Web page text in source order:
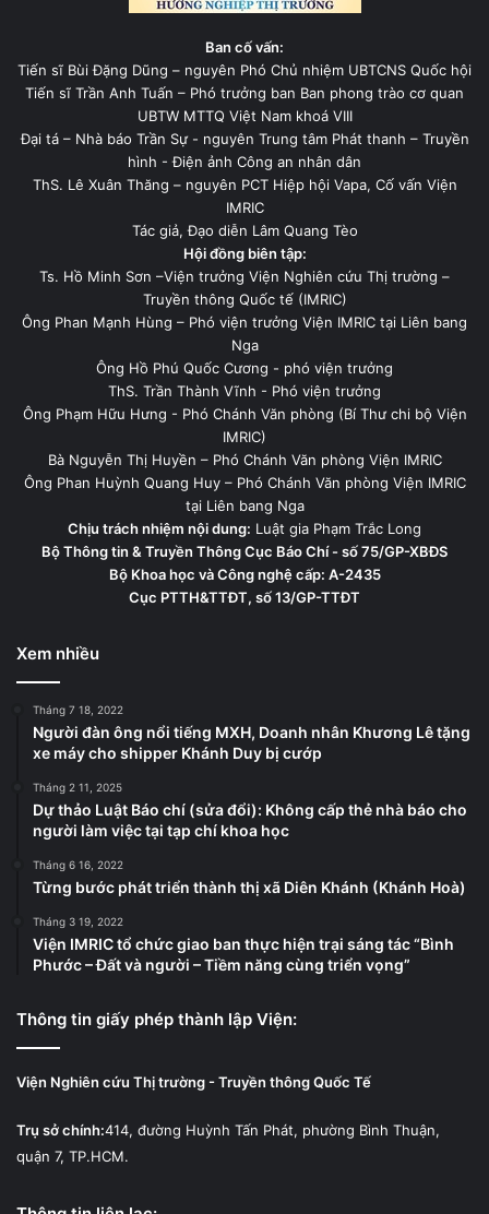
Ban cố vấn:
Tiến sĩ Bùi Đặng Dũng – nguyên Phó Chủ nhiệm UBTCNS Quốc hội
Tiến sĩ Trần Anh Tuấn – Phó trưởng ban Ban phong trào cơ quan
UBTW MTTQ Việt Nam khoá VIII
Đại tá – Nhà báo Trần Sự - nguyên Trung tâm Phát thanh – Truyền
hình - Điện ảnh Công an nhân dân
ThS. Lê Xuân Thăng – nguyên PCT Hiệp hội Vapa, Cố vấn Viện
IMRIC
Tác giả, Đạo diễn Lâm Quang Tèo
Hội đồng biên tập:
Ts. Hồ Minh Sơn –Viện trưởng Viện Nghiên cứu Thị trường –
Truyền thông Quốc tế (IMRIC)
Ông Phan Mạnh Hùng – Phó viện trưởng Viện IMRIC tại Liên bang
Nga
Ông Hồ Phú Quốc Cương - phó viện trưởng
ThS. Trần Thành Vĩnh - Phó viện trưởng
Ông Phạm Hữu Hưng - Phó Chánh Văn phòng (Bí Thư chi bộ Viện
IMRIC)
Bà Nguyễn Thị Huyền – Phó Chánh Văn phòng Viện IMRIC
Ông Phan Huỳnh Quang Huy – Phó Chánh Văn phòng Viện IMRIC
tại Liên bang Nga
Chịu trách nhiệm nội dung: Luật gia Phạm Trắc Long
Bộ Thông tin & Truyền Thông Cục Báo Chí - số 75/GP-XBĐS
Bộ Khoa học và Công nghệ cấp: A-2435
Cục PTTH&TTĐT, số 13/GP-TTĐT
Xem nhiều
Tháng 7 18, 2022
Người đàn ông nổi tiếng MXH, Doanh nhân Khương Lê tặng
xe máy cho shipper Khánh Duy bị cướp
Tháng 2 11, 2025
Dự thảo Luật Báo chí (sửa đổi): Không cấp thẻ nhà báo cho
người làm việc tại tạp chí khoa học
Tháng 6 16, 2022
Từng bước phát triển thành thị xã Diên Khánh (Khánh Hoà)
Tháng 3 19, 2022
Viện IMRIC tổ chức giao ban thực hiện trại sáng tác “Bình
Phước – Đất và người – Tiềm năng cùng triển vọng”
Thông tin giấy phép thành lập Viện:
Viện Nghiên cứu Thị trường - Truyền thông Quốc Tế
Trụ sở chính:414, đường Huỳnh Tấn Phát, phường Bình Thuận,
quận 7, TP.HCM.